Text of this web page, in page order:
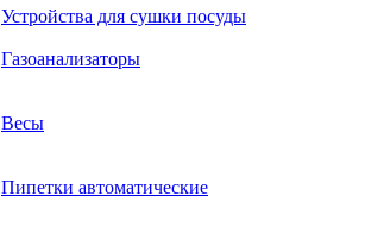
Устройства для сушки посуды
Газоанализаторы
Весы
Пипетки автоматические